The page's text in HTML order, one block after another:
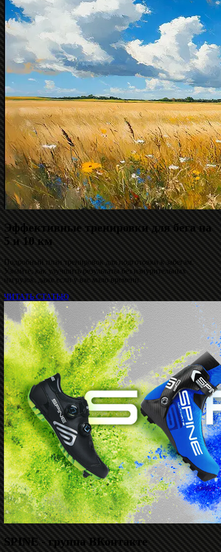
Эффективные тренировки для бега на
5 и 10 км
Подробный план тренировок для подготовки к забегам.
Узнайте, как улучшить результаты без изнурительных
нагрузок, даже если у вас мало времени.
ЧИТАТЬ СТАТЬЮ
SPINE - группа ВКонтакте